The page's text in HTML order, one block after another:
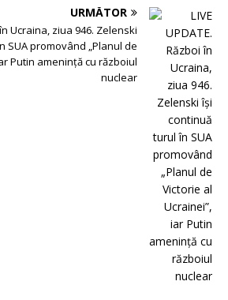
URMĂTOR
în Ucraina, ziua 946. Zelenski
SUA promovând „Planul de
Putin amenință cu războiul
nuclear